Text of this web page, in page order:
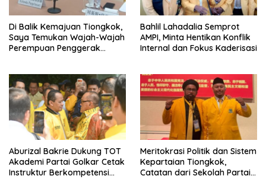
Di Balik Kemajuan Tiongkok,
Saya Temukan Wajah-Wajah
Perempuan Penggerak
Bahlil Lahadalia Semprot
AMPI, Minta Hentikan Konflik
Internal dan Fokus Kaderisasi
Aburizal Bakrie Dukung TOT
Akademi Partai Golkar Cetak
Instruktur Berkompetensi
Meritokrasi Politik dan Sistem
Kepartaian Tiongkok,
Catatan dari Sekolah Partai